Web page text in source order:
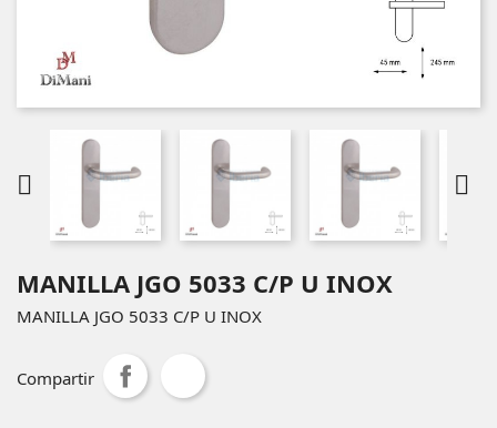
 
MANILLA JGO 5033 C/P U INOX
MANILLA JGO 5033 C/P U INOX
Compartir